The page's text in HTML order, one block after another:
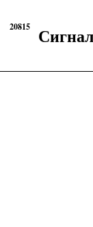
Сигнал
20815